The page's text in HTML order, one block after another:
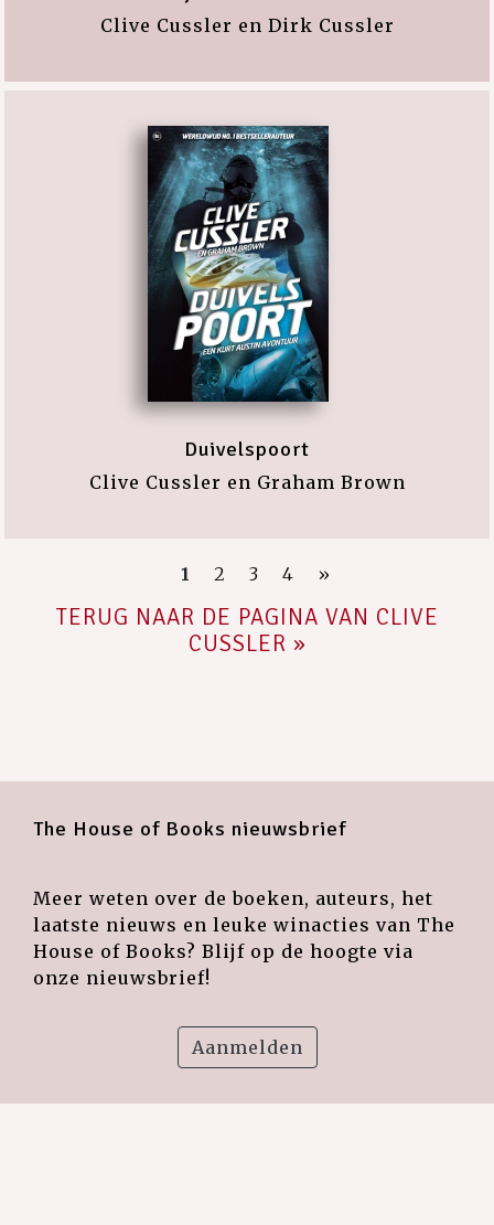
Clive Cussler en Dirk Cussler
Duivelspoort
Clive Cussler en Graham Brown
1 2 3 4 »
TERUG NAAR DE PAGINA VAN CLIVE
CUSSLER »
The House of Books nieuwsbrief
Meer weten over de boeken, auteurs, het
laatste nieuws en leuke winacties van The
House of Books? Blijf op de hoogte via
onze nieuwsbrief!
Aanmelden